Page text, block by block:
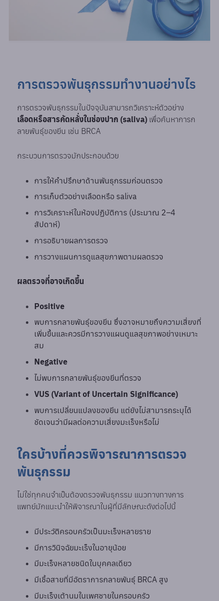
การตรวจพันธุกรรมทำงานอย่างไร
การตรวจพันธุกรรมในปัจจุบันสามารถวิเคราะห์ตัวอย่าง
เลือดหรือสารคัดหลั่งในช่องปาก (saliva) เพื่อค้นหาการก
ลายพันธุ์ของยีน เช่น BRCA
กระบวนการตรวจมักประกอบด้วย
การให้คำปรึกษาด้านพันธุกรรมก่อนตรวจ
การเก็บตัวอย่างเลือดหรือ saliva
การวิเคราะห์ในห้องปฏิบัติการ (ประมาณ 2–4
สัปดาห์)
การอธิบายผลการตรวจ
การวางแผนการดูแลสุขภาพตามผลตรวจ
ผลตรวจที่อาจเกิดขึ้น
Positive
พบการกลายพันธุ์ของยีน ซึ่งอาจหมายถึงความเสี่ยงที่
เพิ่มขึ้นและควรมีการวางแผนดูแลสุขภาพอย่างเหมาะ
สม
Negative
ไม่พบการกลายพันธุ์ของยีนที่ตรวจ
VUS (Variant of Uncertain Significance)
พบการเปลี่ยนแปลงของยีน แต่ยังไม่สามารถระบุได้
ชัดเจนว่ามีผลต่อความเสี่ยงมะเร็งหรือไม่
ใครบ้างที่ควรพิจารณาการตรวจ
พันธุกรรม
ไม่ใช่ทุกคนจำเป็นต้องตรวจพันธุกรรม แนวทางทางการ
แพทย์มักแนะนำให้พิจารณาในผู้ที่มีลักษณะดังต่อไปนี้
มีประวัติครอบครัวเป็นมะเร็งหลายราย
มีการวินิจฉัยมะเร็งในอายุน้อย
มีมะเร็งหลายชนิดในบุคคลเดียว
มีเชื้อสายที่มีอัตราการกลายพันธุ์ BRCA สูง
มีมะเร็งเต้านมในเพศชายในครอบครัว